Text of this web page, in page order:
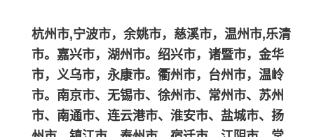
杭州市,宁波市，余姚市，慈溪市，温州市,乐清
市。嘉兴市，湖州市。绍兴市，诸暨市，金华
市，义乌市，永康市。衢州市，台州市，温岭
市。南京市、无锡市、徐州市、常州市、苏州
市、南通市、连云港市、淮安市、盐城市、扬